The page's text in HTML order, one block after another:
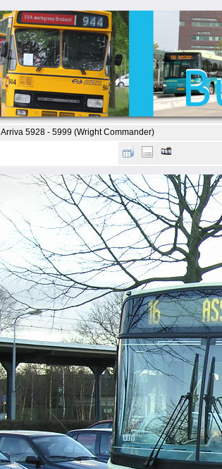
Arriva 5928 - 5999 (Wright Commander)